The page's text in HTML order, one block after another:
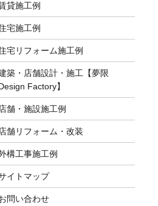
貸施工例
宅施工例
宅リフォーム施工例
築・店舗設計・施工【夢限
Factory】
舗・施設施工例
舗リフォーム・改装
構工事施工例
イトマップ
問い合わせ